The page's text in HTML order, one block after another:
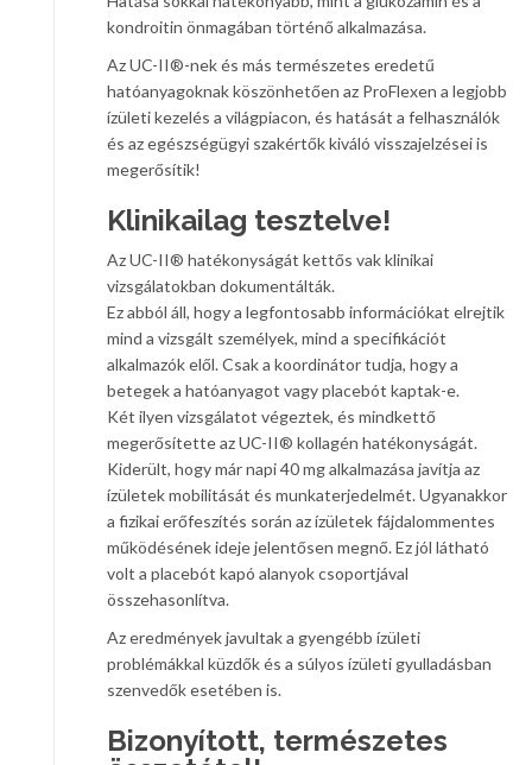
kondroitin önmagában történő alkalmazása.
Az UC-II®-nek és más természetes eredetű
hatóanyagoknak köszönhetően az ProFlexen a legjobb
ízületi kezelés a világpiacon, és hatását a felhasználók
és az egészségügyi szakértők kiváló visszajelzései is
megerősítik!
Klinikailag tesztelve!
Az UC-II® hatékonyságát kettős vak klinikai
vizsgálatokban dokumentálták.
Ez abból áll, hogy a legfontosabb információkat elrejtik
mind a vizsgált személyek, mind a specifikációt
alkalmazók elől. Csak a koordinátor tudja, hogy a
betegek a hatóanyagot vagy placebót kaptak-e.
Két ilyen vizsgálatot végeztek, és mindkettő
megerősítette az UC-II® kollagén hatékonyságát.
Kiderült, hogy már napi 40 mg alkalmazása javítja az
ízületek mobilitását és munkaterjedelmét. Ugyanakkor
a fizikai erőfeszítés során az ízületek fájdalommentes
működésének ideje jelentősen megnő. Ez jól látható
volt a placebót kapó alanyok csoportjával
összehasonlítva.
Az eredmények javultak a gyengébb ízületi
problémákkal küzdők és a súlyos ízületi gyulladásban
szenvedők esetében is.
Bizonyított, természetes